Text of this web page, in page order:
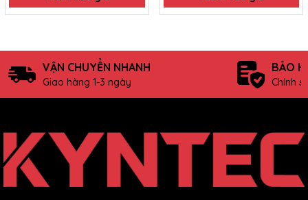
VẬN CHUYỂN NHANH
Giao hàng 1-3 ngày
BẢO
Chính